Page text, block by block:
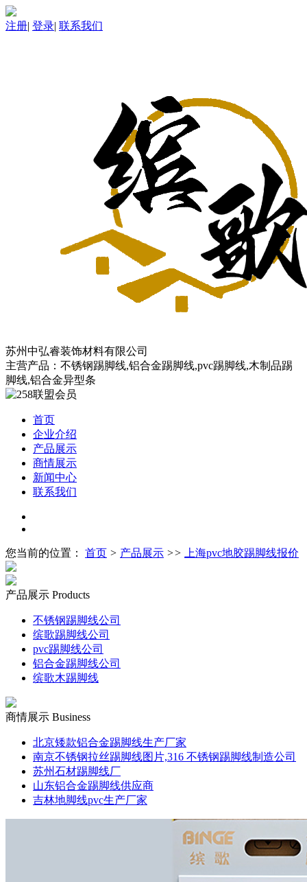
注册| 登录| 联系我们
苏州中弘睿装饰材料有限公司
主营产品：不锈钢踢脚线,铝合金踢脚线,pvc踢脚线,木制品踢
脚线,铝合金异型条
首页
企业介绍
产品展示
商情展示
新闻中心
联系我们
您当前的位置： 首页 > 产品展示 >> 上海pvc地胶踢脚线报价
产品展示 Products
不锈钢踢脚线公司
缤歌踢脚线公司
pvc踢脚线公司
铝合金踢脚线公司
缤歌木踢脚线
商情展示 Business
北京矮款铝合金踢脚线生产厂家
南京不锈钢拉丝踢脚线图片,316 不锈钢踢脚线制造公司
苏州石材踢脚线厂
山东铝合金踢脚线供应商
吉林地脚线pvc生产厂家